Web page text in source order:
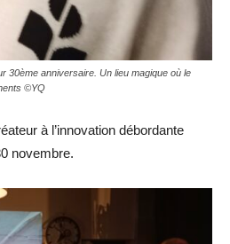
30ème anniversaire. Un lieu magique où le
©YQ
à l’innovation débordante
novembre.